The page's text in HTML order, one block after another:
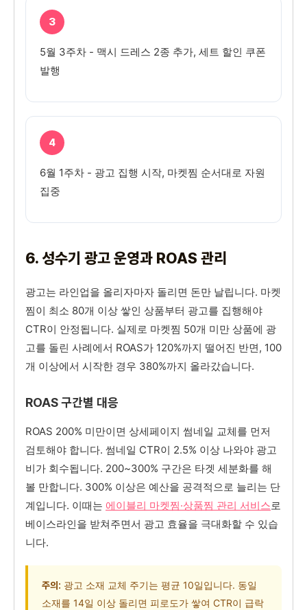
3
5월 3주차 - 맥시 드레스 2종 추가, 세트 할인 쿠폰
발행
4
6월 1주차 - 광고 집행 시작, 마켓찜 순서대로 자원
집중
6. 성수기 광고 운영과 ROAS 관리
광고는 라인업을 올리자마자 돌리면 돈만 날립니다. 마켓
찜이 최소 80개 이상 쌓인 상품부터 광고를 집행해야
CTR이 안정됩니다. 실제로 마켓찜 50개 미만 상품에 광
고를 돌린 사례에서 ROAS가 120%까지 떨어진 반면, 100
개 이상에서 시작한 경우 380%까지 올라갔습니다.
ROAS 구간별 대응
ROAS 200% 미만이면 상세페이지 썸네일 교체를 먼저
검토해야 합니다. 썸네일 CTR이 2.5% 이상 나와야 광고
비가 회수됩니다. 200~300% 구간은 타겟 세분화를 해
볼 만합니다. 300% 이상은 예산을 공격적으로 늘리는 단
계입니다. 이때는 에이블리 마켓찜·상품찜 관리 서비스로
베이스라인을 받쳐주면서 광고 효율을 극대화할 수 있습
니다.
주의: 광고 소재 교체 주기는 평균 10일입니다. 동일
소재를 14일 이상 돌리면 피로도가 쌓여 CTR이 급락